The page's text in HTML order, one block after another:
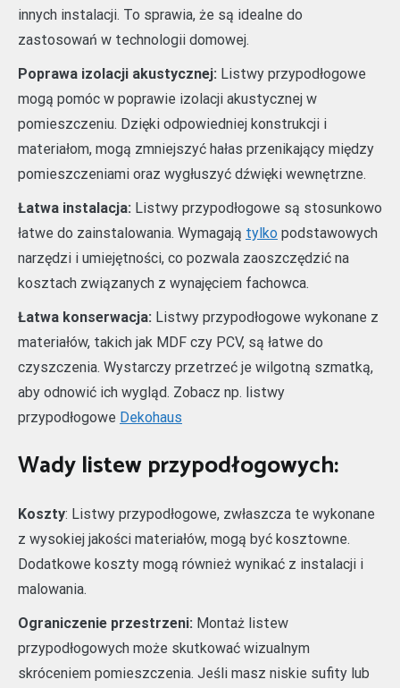
innych instalacji. To sprawia, że są idealne do
zastosowań w technologii domowej.
Poprawa izolacji akustycznej: Listwy przypodłogowe
mogą pomóc w poprawie izolacji akustycznej w
pomieszczeniu. Dzięki odpowiedniej konstrukcji i
materiałom, mogą zmniejszyć hałas przenikający między
pomieszczeniami oraz wygłuszyć dźwięki wewnętrzne.
Łatwa instalacja: Listwy przypodłogowe są stosunkowo
łatwe do zainstalowania. Wymagają tylko podstawowych
narzędzi i umiejętności, co pozwala zaoszczędzić na
kosztach związanych z wynajęciem fachowca.
Łatwa konserwacja: Listwy przypodłogowe wykonane z
materiałów, takich jak MDF czy PCV, są łatwe do
czyszczenia. Wystarczy przetrzeć je wilgotną szmatką,
aby odnowić ich wygląd. Zobacz np. listwy
przypodłogowe Dekohaus
Wady listew przypodłogowych:
Koszty: Listwy przypodłogowe, zwłaszcza te wykonane
z wysokiej jakości materiałów, mogą być kosztowne.
Dodatkowe koszty mogą również wynikać z instalacji i
malowania.
Ograniczenie przestrzeni: Montaż listew
przypodłogowych może skutkować wizualnym
skróceniem pomieszczenia. Jeśli masz niskie sufity lub